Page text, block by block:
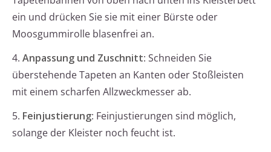
ein und drücken Sie sie mit einer Bürste oder
Moosgummirolle blasenfrei an.
4. Anpassung und Zuschnitt: Schneiden Sie
überstehende Tapeten an Kanten oder Stoßleisten
mit einem scharfen Allzweckmesser ab.
5. Feinjustierung: Feinjustierungen sind möglich,
solange der Kleister noch feucht ist.